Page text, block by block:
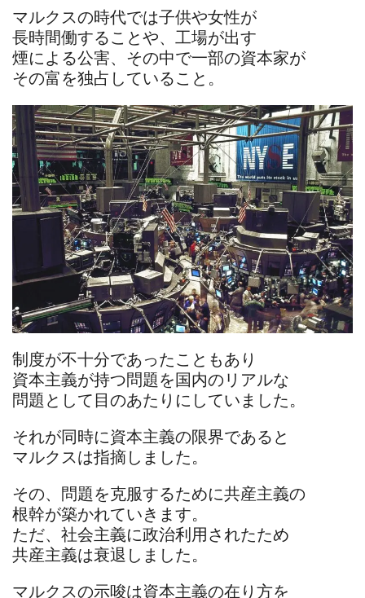
マルクスの時代では子供や女性が
長時間働することや、工場が出す
煙による公害、その中で一部の資本家が
その富を独占していること。
制度が不十分であったこともあり
資本主義が持つ問題を国内のリアルな
問題として目のあたりにしていました。
それが同時に資本主義の限界であると
マルクスは指摘しました。
その、問題を克服するために共産主義の
根幹が築かれていきます。
ただ、社会主義に政治利用されたため
共産主義は衰退しました。
マルクスの示唆は資本主義の在り方を